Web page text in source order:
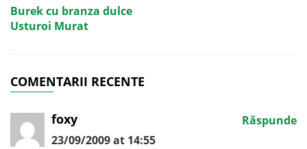
Burek cu branza dulce
Usturoi Murat
COMENTARII RECENTE
foxy
23/09/2009 at 14:55
Răspunde